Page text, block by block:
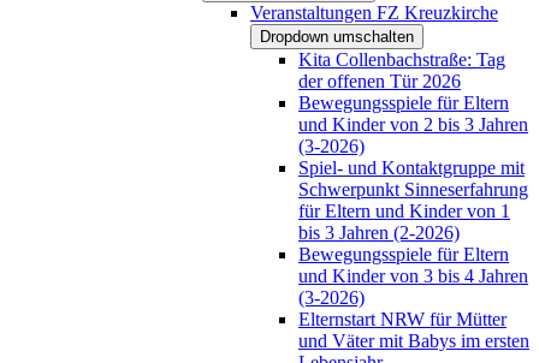
Veranstaltungen FZ Kreuzkirche
Dropdown umschalten
Kita Collenbachstraße: Tag
der offenen Tür 2026
Bewegungsspiele für Eltern
und Kinder von 2 bis 3 Jahren
(3-2026)
Spiel- und Kontaktgruppe mit
Schwerpunkt Sinneserfahrung
für Eltern und Kinder von 1
bis 3 Jahren (2-2026)
Bewegungsspiele für Eltern
und Kinder von 3 bis 4 Jahren
(3-2026)
Elternstart NRW für Mütter
und Väter mit Babys im ersten